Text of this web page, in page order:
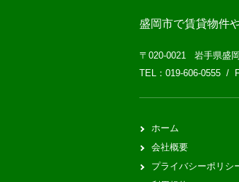
盛岡市で賃貸物件
〒020-0021 岩手県盛
TEL：019-606-0555 /
ホーム
会社概要
プライバシーポリシ